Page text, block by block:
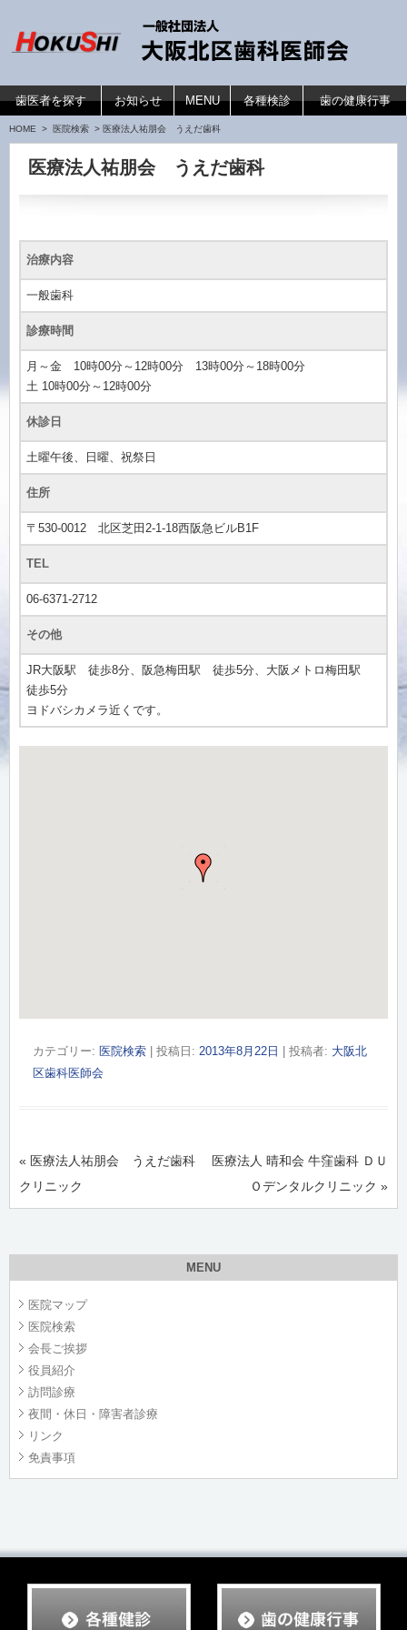
コンテンツへ移動
歯医者を探す お知らせ MENU 各種検診 歯の健康行事
HOME > 医院検索 > 医療法人祐朋会 うえだ歯科
医療法人祐朋会 うえだ歯科
治療内容
一般歯科
診療時間
月～金 10時00分～12時00分 13時00分～18時00分
土 10時00分～12時00分
休診日
土曜午後、日曜、祝祭日
住所
〒530-0012 北区芝田2-1-18西阪急ビルB1F
TEL
06-6371-2712
その他
JR大阪駅 徒歩8分、阪急梅田駅 徒歩5分、大阪メトロ梅田駅
徒歩5分
ヨドバシカメラ近くです。
カテゴリー: 医院検索 | 投稿日: 2013年8月22日 投稿者: 大阪北
区歯科医師会
投稿ナビゲーション
« 医療法人祐朋会 うえだ歯科
クリニック
医療法人 晴和会 牛窪歯科 ＤＵ
Ｏデンタルクリニック »
MENU
医院マップ
医院検索
会長ご挨拶
役員紹介
訪問診療
夜間・休日・障害者診療
リンク
免責事項